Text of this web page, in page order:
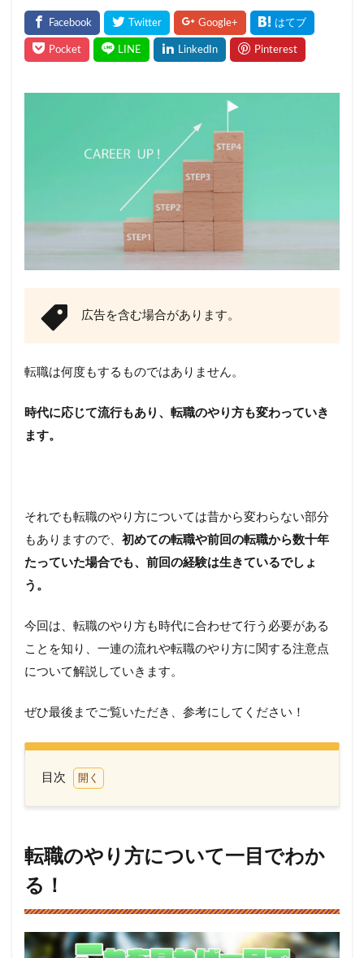
広告を含む場合があります。
転職は何度もするものではありません。
時代に応じて流行もあり、転職のやり方も変わっていき
ます。
それでも転職のやり方については昔から変わらない部分
もありますので、 初めての転職や前回の転職から数十年
たっていた場合でも、前回の経験は生きているでしょ
う。
今回は、転職のやり方も時代に合わせて行う必要がある
ことを知り、一連の流れや転職のやり方に関する注意点
について解説していきます。
ぜひ最後までご覧いただき、参考にしてください！
目次
り方
につ
いて
一目
でわ
る！
転職のやり方について一目でわか
る！